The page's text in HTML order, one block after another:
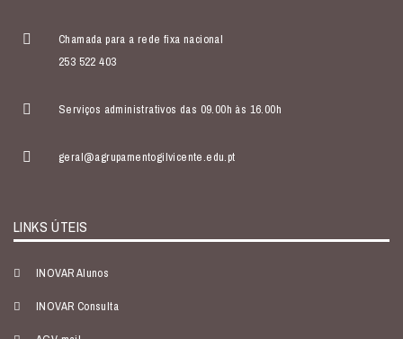
Chamada para a rede fixa nacional
253 522 403
Serviços administrativos das 09.00h às 16.00h
geral@agrupamentogilvicente.edu.pt
LINKS ÚTEIS
INOVAR Alunos
INOVAR Consulta